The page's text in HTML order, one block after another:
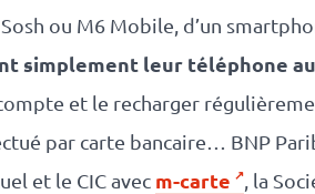
ou M6 Mobile, d’un
simplement leur téléphone
et le recharger
par carte bancaire… BNP
et le CIC avec m-carte , la